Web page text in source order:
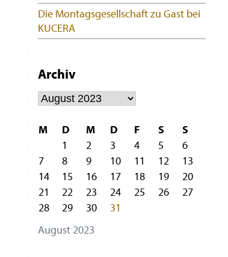
Die Montagsgesellschaft zu Gast bei
KUCERA
Archiv
Archiv
August 2023
M D M D F S
S
1
2 3 4 5
6
7
8 9 10 11 12
13
14
15 16 17 18 19
20
21
22 23 24 25 26
27
28
29 30 31